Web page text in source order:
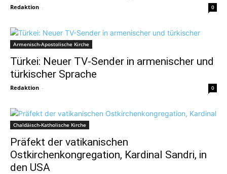
Redaktion - 0
Armenisch-Apostolische Kirche
Türkei: Neuer TV-Sender in armenischer und
türkischer Sprache
Redaktion - 0
Chaldäisch-Katholische Kirche
Präfekt der vatikanischen
Ostkirchenkongregation, Kardinal Sandri, in
den USA